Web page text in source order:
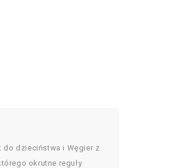
do dzieciństwa i Węgier z
okrutne reguły